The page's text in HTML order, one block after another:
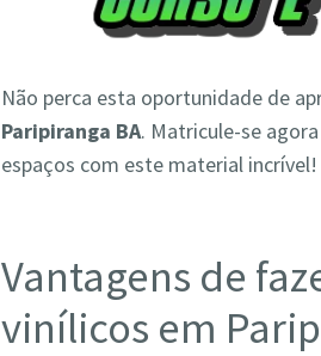
Não perca esta oportunidade de
Paripiranga BA. Matricule-se
espaços com este material incrível!
Vantagens de
vinílicos em